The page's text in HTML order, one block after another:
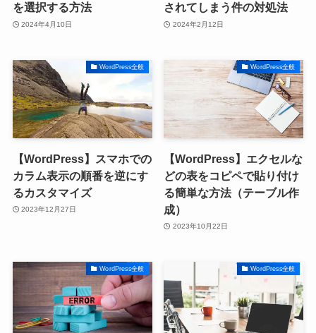
を選択する方法
2024年4月10日
されてしまう件の対処法
2024年2月12日
WordPress全般
【WordPress】スマホでの
カラム表示の順番を逆にす
るカスタマイズ
2023年12月27日
WordPress全般
【WordPress】エクセルな
どの表をコピペで貼り付け
る簡単な方法（テーブル作
成）
2023年10月22日
WordPress全般 WordPress全般